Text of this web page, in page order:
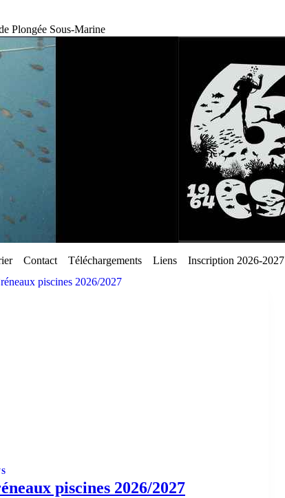
Plongée Sous-Marine
Contact Téléchargements Liens Inscription 2026-2027
piscines 2026/2027